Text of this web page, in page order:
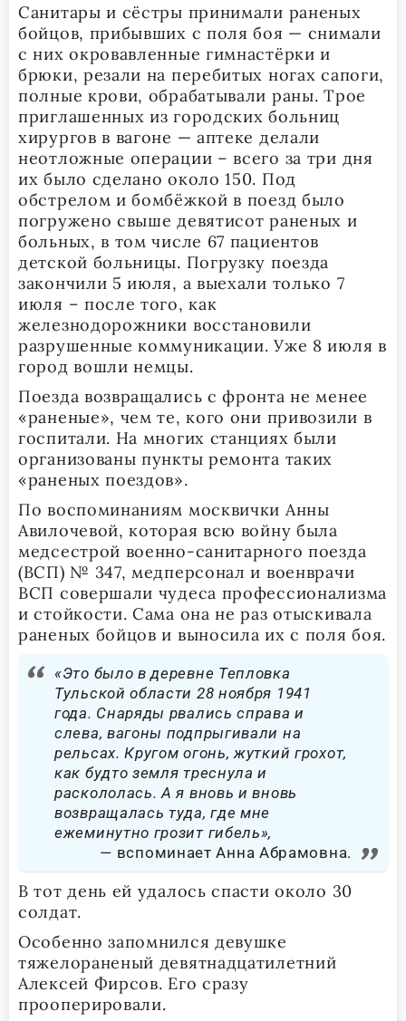
Санитары и сёстры принимали раненых
бойцов, прибывших с поля боя — снимали
с них окровавленные гимнастёрки и
брюки, резали на перебитых ногах сапоги,
полные крови, обрабатывали раны. Трое
приглашенных из городских больниц
хирургов в вагоне — аптеке делали
неотложные операции – всего за три дня
их было сделано около 150. Под
обстрелом и бомбёжкой в поезд было
погружено свыше девятисот раненых и
больных, в том числе 67 пациентов
детской больницы. Погрузку поезда
закончили 5 июля, а выехали только 7
июля – после того, как
железнодорожники восстановили
разрушенные коммуникации. Уже 8 июля в
город вошли немцы.
Поезда возвращались с фронта не менее
«раненые», чем те, кого они привозили в
госпитали. На многих станциях были
организованы пункты ремонта таких
«раненых поездов».
По воспоминаниям москвички Анны
Авилочевой, которая всю войну была
медсестрой военно-санитарного поезда
(ВСП) № 347, медперсонал и военврачи
ВСП совершали чудеса профессионализма
и стойкости. Сама она не раз отыскивала
раненых бойцов и выносила их с поля боя.
«Это было в деревне Тепловка
Тульской области 28 ноября 1941
года. Снаряды рвались справа и
слева, вагоны подпрыгивали на
рельсах. Кругом огонь, жуткий грохот,
как будто земля треснула и
раскололась. А я вновь и вновь
возвращалась туда, где мне
ежеминутно грозит гибель»,
вспоминает Анна Абрамовна.
В тот день ей удалось спасти около 30
солдат.
Особенно запомнился девушке
тяжелораненый девятнадцатилетний
Алексей Фирсов. Его сразу
прооперировали.